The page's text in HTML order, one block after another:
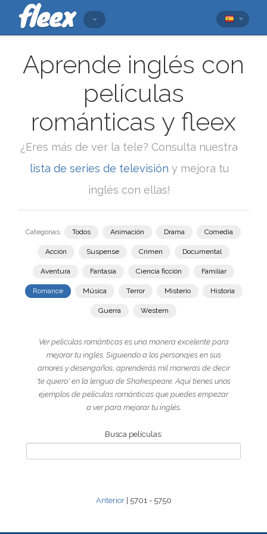
Aprende inglés con
películas
románticas y fleex
¿Eres más de ver la tele? Consulta nuestra
lista de series de televisión y mejora tu
inglés con ellas!
Categorías: Todos Animación Drama Comedia
Acción Suspense Crimen Documental
Aventura Fantasía Ciencia ficción Familiar
Romance Música Terror Misterio Historia
Guerra Western
Ver películas románticas es una manera excelente para
mejorar tu inglés. Siguiendo a los personajes en sus
amores y desengaños, aprenderás mil maneras de decir
'te quiero' en la lengua de Shakespeare. Aquí tienes unos
ejemplos de películas románticas que puedes empezar
a ver para mejorar tu inglés.
Busca películas:
Anterior| 5701 - 5750